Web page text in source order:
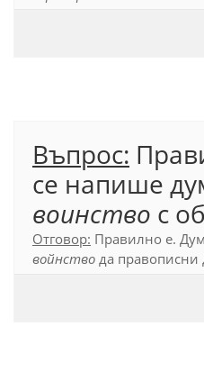
Официален правописен
Въпрос:
се напише
воинство с
Отговор: Правилно е.
войнство да правописни
Официален правописен